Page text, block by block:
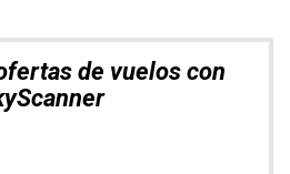
de vuelos con